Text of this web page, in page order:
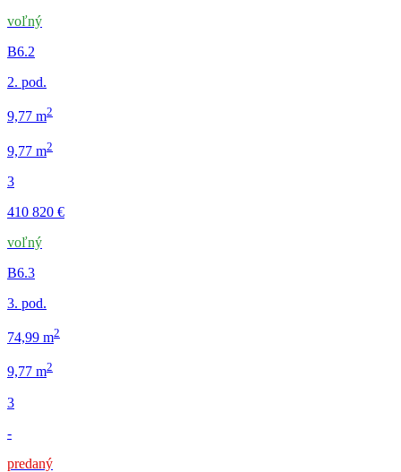
voľný
B6.2
2. pod.
9,77 m2
9,77 m2
3
410 820 €
voľný
B6.3
3. pod.
74,99 m2
9,77 m2
3
-
predaný